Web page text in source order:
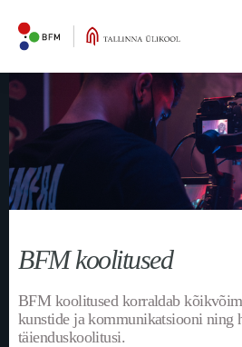
BFM koolitused
BFM koolitused korraldab
kunstide ja kommunikatsiooni ning
täienduskoolitusi.